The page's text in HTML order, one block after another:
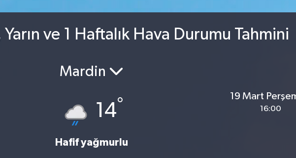
ve 1 Haftalık Hava Durumu Tahmini
Mardin
14°
Hafif yağmurlu
19 Mart
16:00